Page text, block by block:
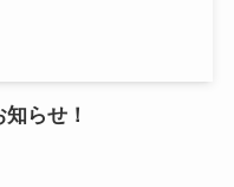
らせ！